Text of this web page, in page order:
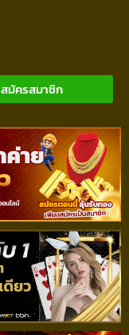
สมัครสมาชิก